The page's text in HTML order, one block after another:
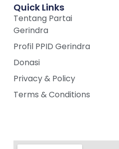
Quick Links
Tentang Partai
Gerindra
Profil PPID Gerindra
Donasi
Privacy & Policy
Terms & Conditions